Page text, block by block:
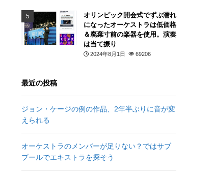
オリンピック開会式でずぶ濡れ
になったオーケストラは低価格
＆廃棄寸前の楽器を使用。演奏
は当て振り
2024年8月1日 69206
最近の投稿
ジョン・ケージの例の作品、2年半ぶりに音が変
えられる
オーケストラのメンバーが足りない？ではサブ
プールでエキストラを探そう